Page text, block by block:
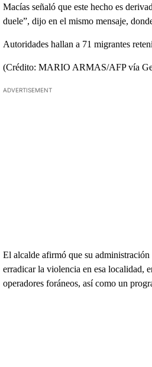
Macías señaló que este hecho es
duele”, dijo en el mismo mensaje,
Autoridades hallan a 71 migrantes
(Crédito: MARIO ARMAS/AFP vía
ADVERTISEMENT
El alcalde afirmó que su
erradicar la violencia en esa localidad,
operadores foráneos, así como un